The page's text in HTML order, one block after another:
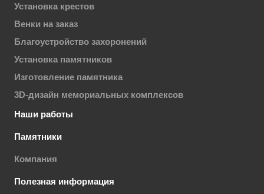
Установка крестов
Венки на заказ
Благоустройство захоронений
Установка памятников
Изготовление памятника
3D-дизайн мемориальных комплексов
Наши работы
Памятники
Компания
Полезная информация